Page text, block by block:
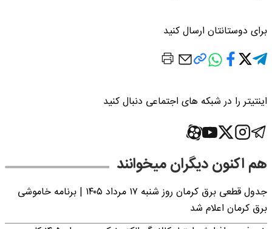
برای دوستانتان ارسال کنید
اینتیتر را در شبکه های اجتماعی دنبال کنید
هم اکنون دیگران میخوانند
جدول قطعی برق کرمان روز شنبه ۱۷ مرداد ۱۴۰۵ | برنامه خاموشی
برق کرمان اعلام شد